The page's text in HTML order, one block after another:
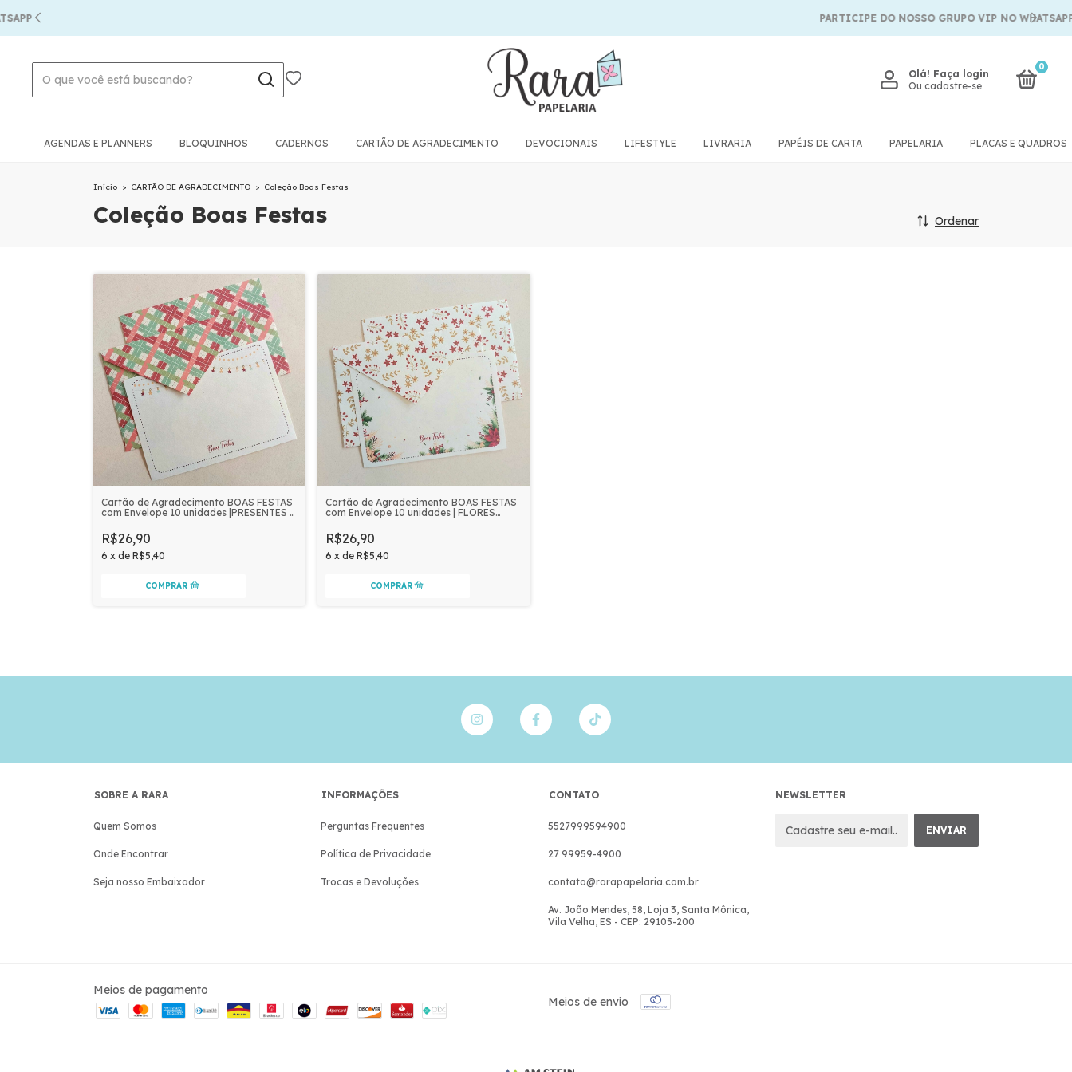
PARTICIPE DO NOSSO GRUPO VIP NO WHATSAPP
Olá! Faça login
Ou cadastre-se
0
AGENDAS E PLANNERS BLOQUINHOS CADERNOS CARTÃO DE AGRADECIMENTO DEVOCIONAIS LIFESTYLE LIVRARIA PAPÉIS DE CARTA PAPELARIA PLACAS E QUADROS
Início > CARTÃO DE AGRADECIMENTO > Coleção Boas Festas
Coleção Boas Festas Ordenar
Cartão de Agradecimento BOAS FESTAS
com Envelope 10 unidades |PRESENTES E
R$26,90
6 x de R$5,40
Cartão de Agradecimento BOAS FESTAS
com Envelope 10 unidades | FLORES
R$26,90
6 xdeR$5,40
SOBRE A RARA
Quem Somos
Onde Encontrar
Seja nosso Embaixador
INFORMAÇÕES
Perguntas Frequentes
Política de Privacidade
Trocas e Devoluções
CONTATO
5527999594900
27 99959-4900
contato@rarapapelaria.com.br
Av. João Mendes, 58, Loja 3, Santa Mônica,
Vila Velha, ES - CEP: 29105-200
NEWSLETTER
Meios de pagamento
Meios de envio